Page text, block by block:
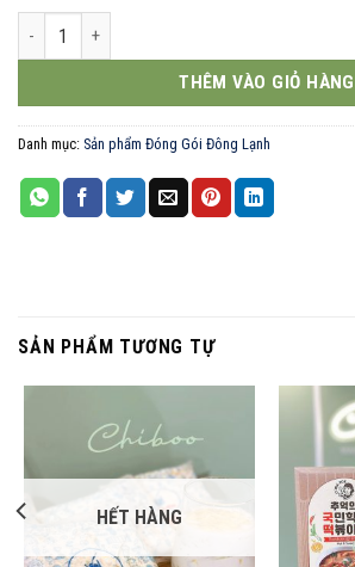
Cholimex bánh ít trần 10 cái 500g số lượng
THÊM VÀO GIỎ HÀNG
Danh mục: Sản phẩm Đóng Gói Đông Lạnh
SẢN PHẨM TƯƠNG TỰ
HẾT HÀNG